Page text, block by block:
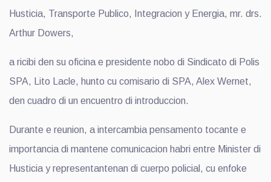
Husticia, Transporte Publico, Integracion y Energia, mr. drs.
Arthur Dowers,
a ricibi den su oficina e presidente nobo di Sindicato di Polis
SPA, Lito Lacle, hunto cu comisario di SPA, Alex Wernet,
den cuadro di un encuentro di introduccion.
Durante e reunion, a intercambia pensamento tocante e
importancia di mantene comunicacion habri entre Minister di
Husticia y representantenan di cuerpo policial, cu enfoke